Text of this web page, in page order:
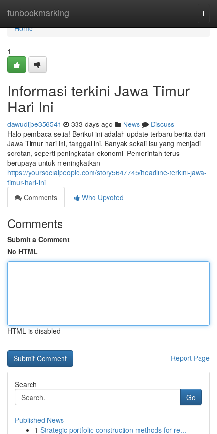
funbookmarking
Home
Home
1
Informasi terkini Jawa Timur
Hari Ini
dawudijbe356541 333 days ago News
Discuss
Halo pembaca setia! Berikut ini adalah update terbaru berita dari
Jawa Timur hari ini, tanggal ini. Banyak sekali isu yang menjadi
sorotan, seperti peningkatan ekonomi. Pemerintah terus
berupaya untuk meningkatkan
https://yoursocialpeople.com/story5647745/headline-terkini-jawa-
timur-hari-ini
Comments
Who Upvoted
Comments
Submit a Comment
No HTML
HTML is disabled
Report Page
Search
Go
Published News
1 Strategic portfolio construction methods for re...